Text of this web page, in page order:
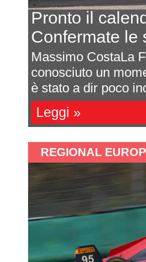
Pronto il
Confermate le
Massimo CostaLa
conosciuto un
è stato a dir poco
Leggi »
REGIONAL